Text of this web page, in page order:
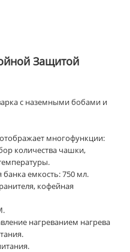
Защитой
с наземными бобами и
многофункции:
количества чашки,
емкость: 750 мл.
кофейная
нагреванием нагрева